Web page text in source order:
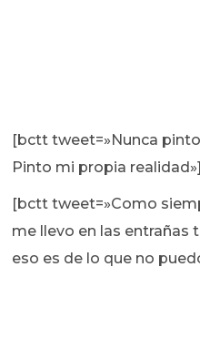
[bctt tweet=»Nunca
Pinto mi propia realidad»]
[bctt tweet=»Como
me llevo en las entrañas
eso es de lo que no